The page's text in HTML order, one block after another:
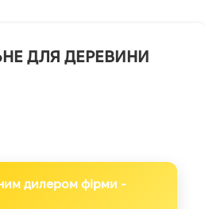
ДЛЯ ДЕРЕВИНИ
дилером фірми -